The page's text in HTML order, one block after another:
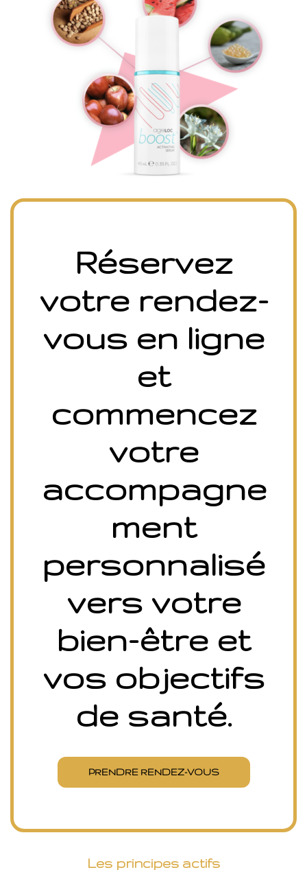
Réservez
votre rendez-
vous en ligne
et
commencez
votre
accompagne
ment
personnalisé
vers votre
bien-être et
vos objectifs
de santé.
PRENDRE RENDEZ-VOUS
Les principes actifs